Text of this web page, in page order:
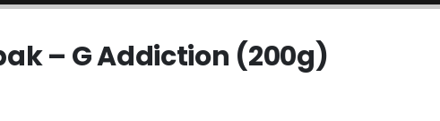
– G Addiction (200g)